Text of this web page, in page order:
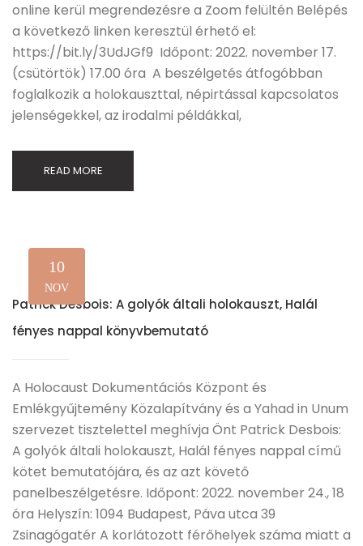
online kerül megrendezésre a Zoom felültén Belépés
a következő linken keresztül érhető el:
https://bit.ly/3UdJGf9 Időpont: 2022. november 17.
(csütörtök) 17.00 óra A beszélgetés átfogóbban
foglalkozik a holokauszttal, népirtással kapcsolatos
jelenségekkel, az irodalmi példákkal,
READ MORE
10
NOV
Patrick Desbois: A golyók általi holokauszt, Halál
fényes nappal könyvbemutató
A Holocaust Dokumentációs Központ és
Emlékgyűjtemény Közalapítvány és a Yahad in Unum
szervezet tisztelettel meghívja Önt Patrick Desbois:
A golyók általi holokauszt, Halál fényes nappal című
kötet bemutatójára, és az azt követő
panelbeszélgetésre. Időpont: 2022. november 24., 18
óra Helyszín: 1094 Budapest, Páva utca 39
Zsinagógatér A korlátozott férőhelyek száma miatt a